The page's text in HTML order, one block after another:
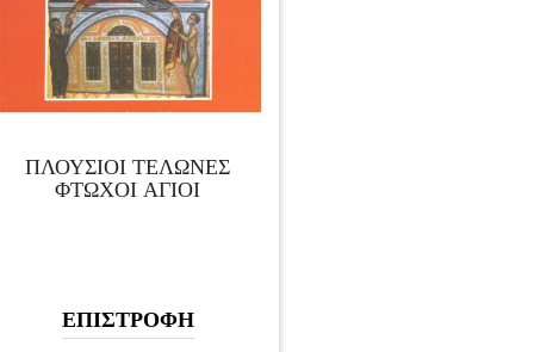
ΠΛΟΥΣΙΟΙ ΤΕΛΩΝΕΣ
ΦΤΩΧΟΙ ΑΓΙΟΙ
ΕΠΙΣΤΡΟΦΗ